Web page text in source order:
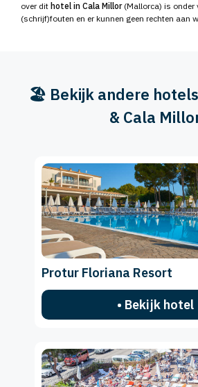
over dit hotel in Cala Millor(Mallorca) is onder
(schrijf)fouten en er kunnen geen rechten aan
🏖️ Bekijk andere
& Cala
Protur Floriana Resort
• Bekijk hotel